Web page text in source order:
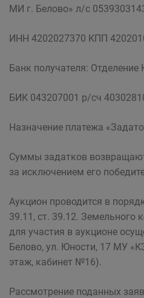
МИ г. Белово» л/с
ИНН 4202027370 КПП
Банк получателя: Отделение
БИК 043207001 р/сч
Назначение платежа
Суммы задатков
за исключением его
Аукцион проводится в
39.11, ст. 39.12. Земельного
для участия в аукционе
Белово, ул. Юности, 17 МУ
этаж, кабинет №16).
Рассмотрение поданных